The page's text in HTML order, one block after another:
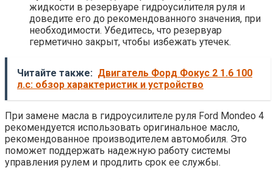
жидкости в резервуаре гидроусилителя руля и
доведите его до рекомендованного значения, при
необходимости. Убедитесь, что резервуар
герметично закрыт, чтобы избежать утечек.
Читайте также: Двигатель Форд Фокус 2 1.6 100
л.с: обзор характеристик и устройство
При замене масла в гидроусилителе руля Ford Mondeo 4
рекомендуется использовать оригинальное масло,
рекомендованное производителем автомобиля. Это
поможет поддержать надежную работу системы
управления рулем и продлить срок ее службы.